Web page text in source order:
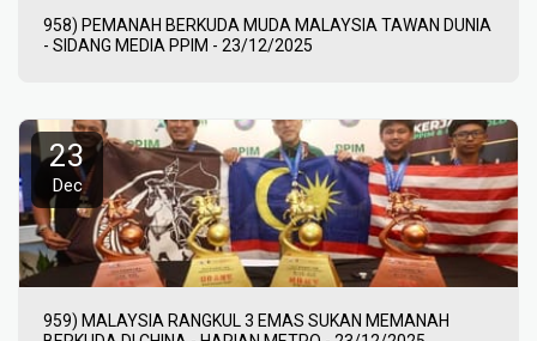
958) PEMANAH BERKUDA MUDA MALAYSIA TAWAN DUNIA
- SIDANG MEDIA PPIM - 23/12/2025
23
Dec
959) MALAYSIA RANGKUL 3 EMAS SUKAN MEMANAH